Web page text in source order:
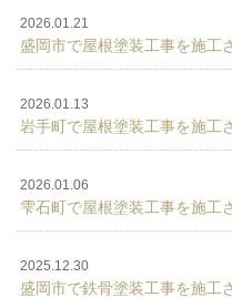
2026.01.21
盛岡市で屋根塗装工事を施工
2026.01.13
岩手町で屋根塗装工事を施工
2026.01.06
雫石町で屋根塗装工事を施工
2025.12.30
盛岡市で鉄骨塗装工事を施工